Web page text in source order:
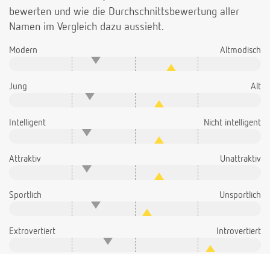
bewerten und wie die Durchschnittsbewertung aller
Namen im Vergleich dazu aussieht.
Modern Altmodisch
Jung Alt
Intelligent Nicht intelligent
Attraktiv Unattraktiv
Sportlich Unsportlich
Extrovertiert Introvertiert